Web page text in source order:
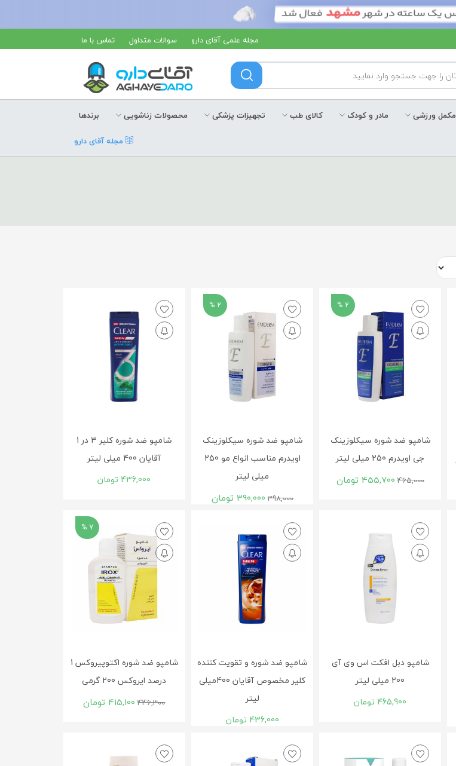
مجله علمی آقای دارو سوالات متداول تماس با ما
مکمل ورزشی مادر و کودک کالای طب تجهیزات پزشکی محصولات زناشویی
برندها
مجله آقای دارو
2 %
شامپو ضد شوره سیکلوزینک
جی اویدرم 250 میلی لیتر
465,000
455,700 تومان
2 %
شامپو ضد شوره سیکلوزینک
اویدرم مناسب انواع مو 250
میلی لیتر
398,000
390,000 تومان
شامپو ضد شوره کلیر 3 در 1
آقایان 400 میلی لیتر
436,000 تومان
شامپو دبل افکت اس وی آی
200 میلی لیتر
465,900 تومان
شامپو ضد شوره و تقویت کننده
کلیر مخصوص آقایان 400میلی
لیتر
436,000 تومان
7 %
شامپو ضد شوره اکتوپیروکس 1
درصد ایروکس 200 گرمی
446,300
415,100 تومان